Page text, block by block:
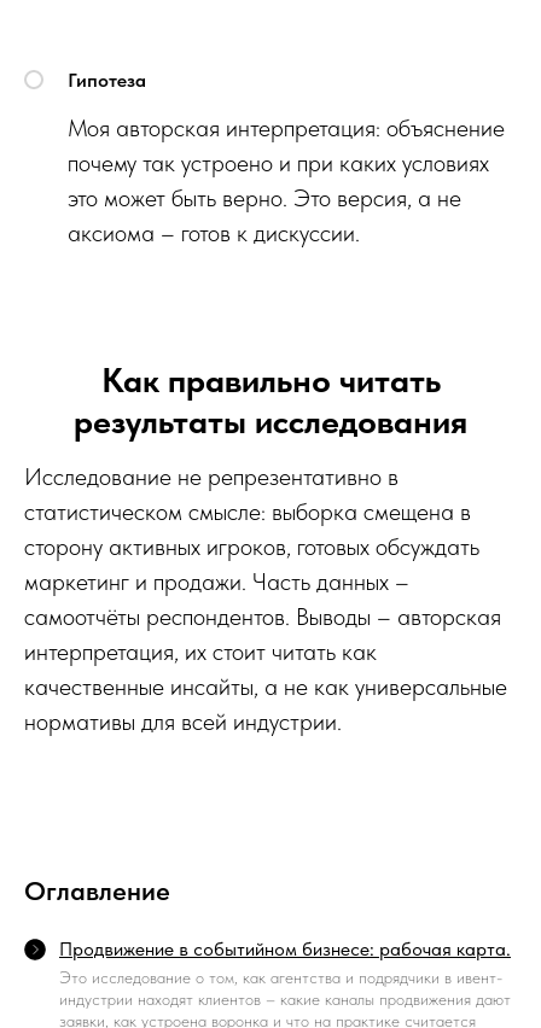
Гипотеза
Моя авторская интерпретация: объяснение
почему так устроено и при каких условиях
это может быть верно. Это версия, а не
аксиома – готов к дискуссии.
Как правильно читать
результаты исследования
Исследование не репрезентативно в
статистическом смысле: выборка смещена в
сторону активных игроков, готовых обсуждать
маркетинг и продажи. Часть данных –
самоотчёты респондентов. Выводы – авторская
интерпретация, их стоит читать как
качественные инсайты, а не как универсальные
нормативы для всей индустрии.
Оглавление
Продвижение в событийном бизнесе: рабочая карта.
Это исследование о том, как агентства и подрядчики в ивент-
индустрии находят клиентов – какие каналы продвижения дают
заявки, как устроена воронка и что на практике считается